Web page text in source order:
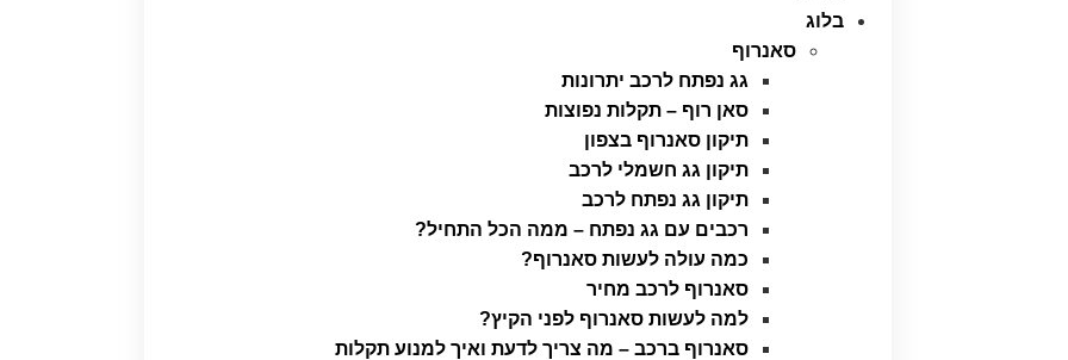
בלוג
סאנרוף
גג נפתח לרכב יתרונות
סאן רוף – תקלות נפוצות
תיקון סאנרוף בצפון
תיקון גג חשמלי לרכב
תיקון גג נפתח לרכב
רכבים עם גג נפתח – ממה הכל התחיל?
כמה עולה לעשות סאנרוף?
סאנרוף לרכב מחיר
למה לעשות סאנרוף לפני הקיץ?
סאנרוף ברכב – מה צריך לדעת ואיך למנוע תקלות